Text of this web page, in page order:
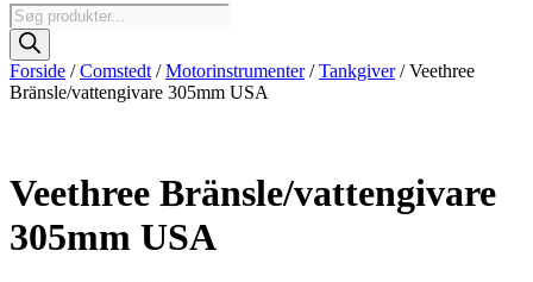
Products
search
Forside /Comstedt /Motorinstrumenter/Tankgiver/ Veethree
Bränsle/vattengivare 305mm USA
Veethree Bränsle/vattengivare
305mm USA